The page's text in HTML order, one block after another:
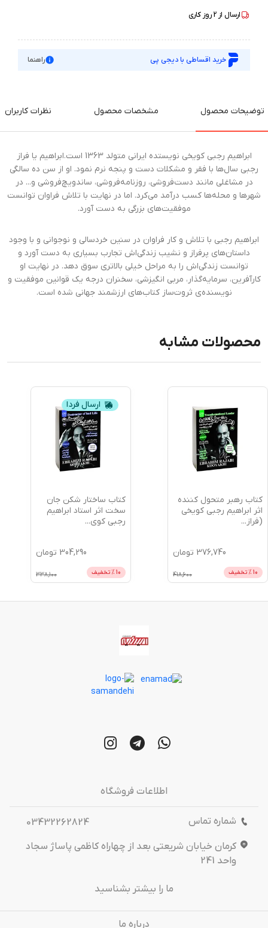
ارسال از 2روز کاری
خرید اقساطی با دیجی پی راهنما
توضیحات محصول مشخصات محصول نظرات کاربران
ابراهیم رجبی کویخی نویستده ایرانی متولد 1363 است.ابراهیم یا فراز
رجبی سال‌ها با فقر و مشکلات دست و پنجه نرم نمود. او از سن ده سالگی
در مشاغلی مانند دست‌فروشی، روزنامه‌فروشی، ساندویچ‌فروشی و... در
شهرها و محله‌ها کسب درآمد می‌کرد. اما در نهایت با تلاش فراوان توانست
موفقیت‌های بزرگی به دست آورد.
ابراهیم رجبی با تلاش و کار فراوان در سنین خردسالی و نوجوانی و با وجود
داستان‌های پرفراز و نشیب زندگی‌اش تجارب بسیاری به دست آورد و
توانست زندگی‌اش را به مراحل خیلی بالاتری سوق دهد. در نهایت او
کارآفرین، سرمایه‌گذار، مربی انگیزشی، سخنران درجه‌ یک قوانین موفقیت و
نویسنده‌ی ثروت‌ساز کتاب‌های ارزشمند جهانی شده است.
محصولات مشابه
کتاب رهبر متحول کننده
اثر ابراهیم رجبی کویخی
(فراز...
376,740 تومان
10 % تخفیف 418,600
ارسال فردا
کتاب ساختار شکن جان
سخت اثر استاد ابراهیم
رجبی کوی...
304,290 تومان
10 % تخفیف 338,100
اطلاعات فروشگاه
شماره تماس
03432262824
کرمان خیابان شریعتی بعد از چهاراه کاظمی پاساژ سجاد
واحد 241
ما را بیشتر بشناسید
درباره‌ ما